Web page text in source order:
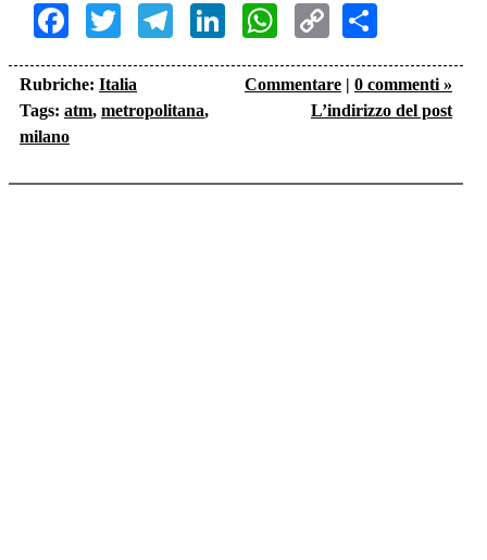
Facebook
TwitterTelegram
LinkedInWhatsApp
Copy
Link
Rubriche: Italia
Tags: atm, metropolitana,
milano
Commentare | 0 commenti »
L’indirizzo del post